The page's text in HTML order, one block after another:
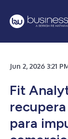
Jun 2, 2026 3:21
Fit
para